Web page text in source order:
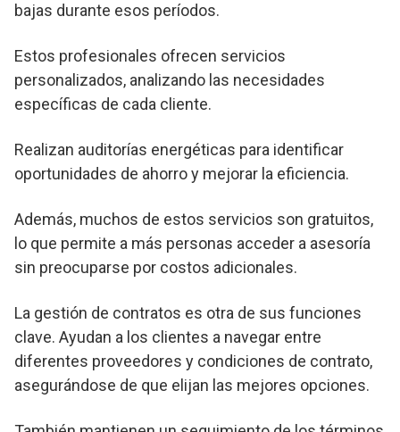
bajas durante esos períodos.
Estos profesionales ofrecen servicios
personalizados, analizando las necesidades
específicas de cada cliente.
Realizan auditorías energéticas para identificar
oportunidades de ahorro y mejorar la eficiencia.
Además, muchos de estos servicios son gratuitos,
lo que permite a más personas acceder a asesoría
sin preocuparse por costos adicionales.
La gestión de contratos es otra de sus funciones
clave. Ayudan a los clientes a navegar entre
diferentes proveedores y condiciones de contrato,
asegurándose de que elijan las mejores opciones.